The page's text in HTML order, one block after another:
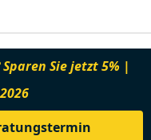
Sie jetzt 5% |